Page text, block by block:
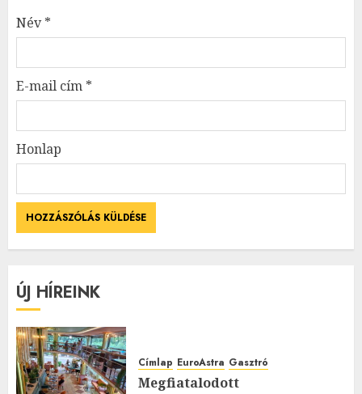
Név*
E-mail cím *
Honlap
ÚJ HÍREINK
Címlap EuroAstra Gasztró
Megfiatalodott